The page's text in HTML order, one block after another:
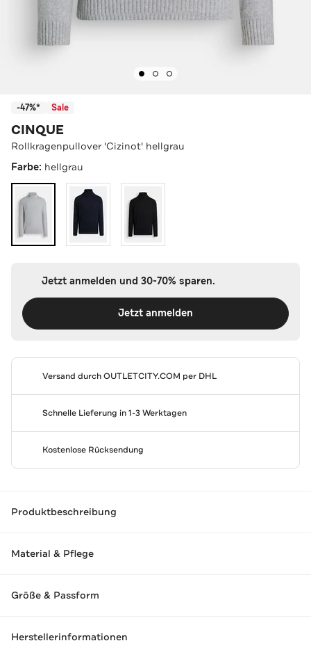
-47%* Sale
CINQUE
Rollkragenpullover 'Cizinot' hellgrau
Farbe: hellgrau
Jetzt anmelden und 30-70% sparen.
Jetzt anmelden
Versand durchOUTLETCITY.COM per DHL
Schnelle Lieferung in 1-3 Werktagen
Kostenlose Rücksendung
Produktbeschreibung
Material & Pflege
Größe & Passform
Herstellerinformationen